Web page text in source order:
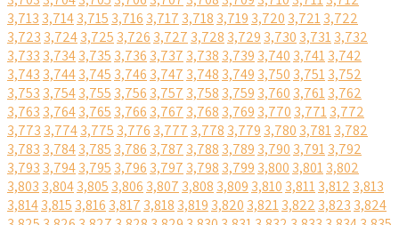
3,713 3,7143,715 3,716 3,717 3,718 3,719 3,720 3,7213,722
3,723 3,7243,725 3,726 3,727 3,728 3,729 3,730 3,7313,732
3,733 3,7343,735 3,736 3,737 3,738 3,739 3,740 3,7413,742
3,743 3,7443,745 3,746 3,747 3,748 3,749 3,750 3,7513,752
3,753 3,7543,755 3,756 3,757 3,758 3,759 3,760 3,7613,762
3,763 3,7643,765 3,766 3,767 3,768 3,769 3,770 3,7713,772
3,773 3,7743,775 3,776 3,777 3,778 3,779 3,780 3,7813,782
3,783 3,7843,785 3,786 3,787 3,788 3,789 3,790 3,7913,792
3,793 3,7943,795 3,796 3,797 3,798 3,799 3,800 3,8013,802
3,803 3,8043,805 3,806 3,807 3,808 3,809 3,810 3,8113,812 3,813
3,8143,815 3,816 3,817 3,818 3,819 3,820 3,8213,822 3,823 3,824